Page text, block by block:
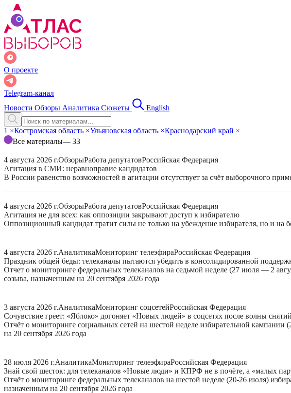
О проекте
Telegram-канал
Новости Обзоры Аналитика Сюжеты English
1 ×Костромская область ×Ульяновская область ×Краснодарский край ×
Все материалы— 33
4 августа 2026 г.ОбзорыРабота депутатовРоссийская Федерация
Агитация в СМИ: неравноправие кандидатов
В России равенство возможностей в агитации отсутствует за счёт выборочного
4 августа 2026 г.ОбзорыРабота депутатовРоссийская Федерация
Агитация не для всех: как оппозиции закрывают доступ к избирателю
Оппозиционный кандидат тратит силы не только на убеждение избирателя, но и на
4 августа 2026 г.АналитикаМониторинг телеэфираРоссийская Федерация
Праздник общей беды: телеканалы пытаются убедить в консолидированной
Отчет о мониторинге федеральных телеканалов на седьмой неделе (27 июля — 2
созыва, назначенным на 20 сентября 2026 года
3 августа 2026 г.АналитикаМониторинг соцсетейРоссийская Федерация
Сочувствие греет: «Яблоко» догоняет «Новых людей» в соцсетях после волны
Отчёт о мониторинге социальных сетей на шестой неделе избирательной
на 20 сентября 2026 года
28 июля 2026 г.АналитикаМониторинг телеэфираРоссийская Федерация
Знай свой шесток: для телеканалов «Новые люди» и КПРФ не в почёте, а «малых
Отчёт о мониторинге федеральных телеканалов на шестой неделе (20-26 июля)
назначенным на 20 сентября 2026 года